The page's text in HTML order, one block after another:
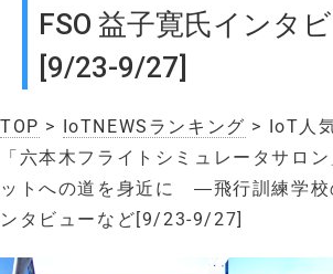
FSO 益子寛氏インタ
[9/23-9/27]
TOP > IoTNEWSランキング > IoT人
「六本木フライトシミュレータサロ
ットへの道を身近に ―飛行訓練学校
ンタビューなど[9/23-9/27]